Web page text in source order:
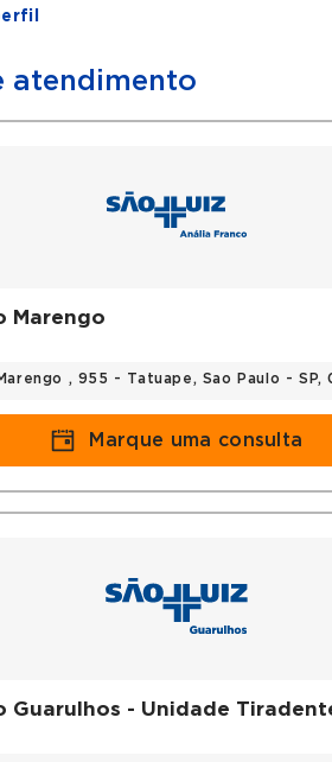
atendimento
Marengo
, 955 - Tatuape, Sao Paulo - SP,
Marque uma consulta
Guarulhos - Unidade